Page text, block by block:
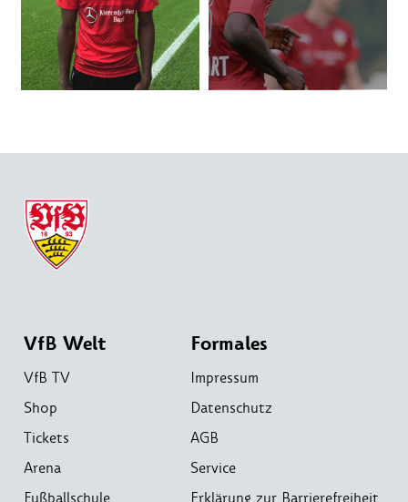
VfB Welt
VfB TV
Shop
Tickets
Arena
Fußballschule
Formales
Impressum
Datenschutz
AGB
Service
Erklärung zur Barrierefreiheit